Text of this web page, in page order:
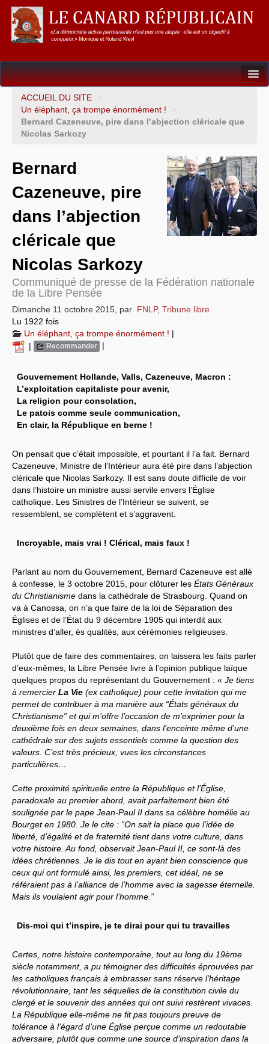
Dossiers
L’Union européenne
Un éléphant, ça trompe énormément !
Gouvernance mondiale & mondialisation
International
Résistances
L’Empire américain
Systèmes & société sous contrôle
Nouvelles de l’antirépublique
Crises "Covid-19 & H1N1"
ACCUEIL DU SITE
>
Un éléphant, ça trompe énormément !
>
Bernard Cazeneuve, pire dans l’abjection cléricale que
Nicolas Sarkozy
Bernard
Cazeneuve, pire
dans l’abjection
cléricale que
Nicolas Sarkozy
Communiqué de presse de la Fédération nationale
de la Libre Pensée
Dimanche 11 octobre 2015 par FNLP, Tribune libre
Lu 1922 fois
Un éléphant, ça trompe énormément ! |
|
Recommander |
Gouvernement Hollande, Valls, Cazeneuve, Macron :
L’exploitation capitaliste pour avenir,
La religion pour consolation,
Le patois comme seule communication,
En clair, la République en berne !
On pensait que c’était impossible, et pourtant il l’a fait. Bernard
Cazeneuve, Ministre de l’Intérieur aura été pire dans l’abjection
cléricale que Nicolas Sarkozy. Il est sans doute difficile de voir
dans l’histoire un ministre aussi servile envers l’Église
catholique. Les Sinistres de l’Intérieur se suivent, se
ressemblent, se complètent et s’aggravent.
Incroyable, mais vrai ! Clérical, mais faux !
Parlant au nom du Gouvernement, Bernard Cazeneuve est allé
à confesse, le 3 octobre 2015, pour clôturer les États Généraux
du Christianisme dans la cathédrale de Strasbourg. Quand on
va à Canossa, on n’a que faire de la loi de Séparation des
Églises et de l’État du 9 décembre 1905 qui interdit aux
ministres d’aller, ès qualités, aux cérémonies religieuses.
Plutôt que de faire des commentaires, on laissera les faits parler
d’eux-mêmes, la Libre Pensée livre à l’opinion publique laïque
quelques propos du représentant du Gouvernement : « Je tiens
à remercier La Vie (ex catholique) pour cette invitation qui me
permet de contribuer à ma manière aux “États généraux du
Christianisme” et qui m’offre l’occasion de m’exprimer pour la
deuxième fois en deux semaines, dans l’enceinte même d’une
cathédrale sur des sujets essentiels comme la question des
valeurs. C’est très précieux, vues les circonstances
particulières…
Cette proximité spirituelle entre la République et l’Église,
paradoxale au premier abord, avait parfaitement bien été
soulignée par le pape Jean-Paul II dans sa célèbre homélie au
Bourget en 1980. Je le cite : “On sait la place que l’idée de
liberté, d’égalité et de fraternité tient dans votre culture, dans
votre histoire. Au fond, observait Jean-Paul II, ce sont-là des
idées chrétiennes. Je le dis tout en ayant bien conscience que
ceux qui ont formulé ainsi, les premiers, cet idéal, ne se
référaient pas à l’alliance de l’homme avec la sagesse éternelle.
Mais ils voulaient agir pour l’homme.”
Dis-moi qui t’inspire, je te dirai pour qui tu travailles
Certes, notre histoire contemporaine, tout au long du 19ème
siècle notamment, a pu témoigner des difficultés éprouvées par
les catholiques français à embrasser sans réserve l’héritage
révolutionnaire, tant les séquelles de la constitution civile du
clergé et le souvenir des années qui ont suivi restèrent vivaces.
La République elle-même ne fit pas toujours preuve de
tolérance à l’égard d’une Église perçue comme un redoutable
adversaire, plutôt que comme une source d’inspiration dans la